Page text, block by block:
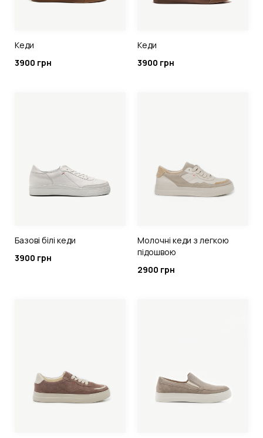
Кеди
3900 грн
Кеди
3900 грн
Базові білі кеди
3900 грн
Молочні кеди з легкою
підошвою
2900 грн